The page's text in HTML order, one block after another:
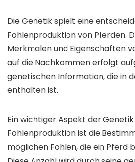
Die Genetik spielt eine
Fohlenproduktion von Pferden.
Merkmalen und Eigenschaften
auf die Nachkommen erfolgt
genetischen Information, die in
enthalten ist.
Ein wichtiger Aspekt der
Fohlenproduktion ist die
möglichen Fohlen, die ein Pferd